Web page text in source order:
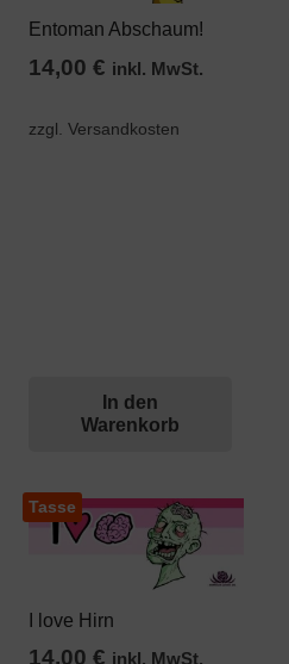
Entoman Abschaum!
14,00 € inkl. MwSt.
zzgl. Versandkosten
In den
Warenkorb
Tasse
I love Hirn
14,00 € inkl. MwSt.